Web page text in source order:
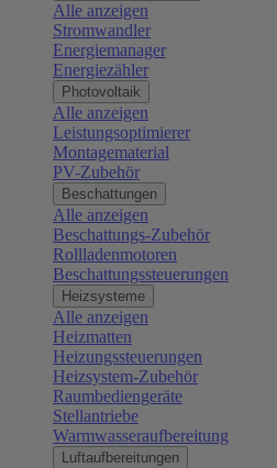
Alle anzeigen
Stromwandler
Energiemanager
Energiezähler
Photovoltaik
Alle anzeigen
Leistungsoptimierer
Montagematerial
PV-Zubehör
Beschattungen
Alle anzeigen
Beschattungs-Zubehör
Rollladenmotoren
Beschattungssteuerungen
Heizsysteme
Alle anzeigen
Heizmatten
Heizungssteuerungen
Heizsystem-Zubehör
Raumbediengeräte
Stellantriebe
Warmwasseraufbereitung
Luftaufbereitungen